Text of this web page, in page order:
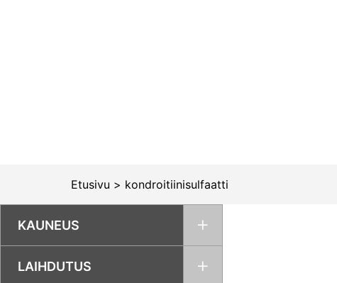
Etusivu > kondroitiinisulfaatti
KAUNEUS
LAIHDUTUS